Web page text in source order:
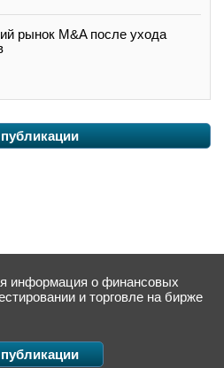
рынок M&A после ухода
информация о финансовых
и торговле на бирже